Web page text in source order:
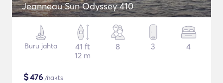
Jeanneau Sun Odyssey 410
Buru jahta
41 ft
12 m
8 3 4
$476 /nakts